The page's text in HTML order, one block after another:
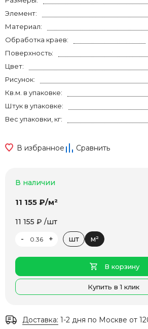
Элемент:
Материал:
Обработка краев:
Поверхность:
Цвет:
Рисунок:
Кв.м. в упаковке:
Штук в упаковке:
Вес упаковки, кг:
В избранное Сравнить
В наличии
11 155 ₽/м²
11 155 ₽ /шт
-
+ шт м²
В корзину
Купить в 1 клик
Доставка: 1-2 дня по Москве от